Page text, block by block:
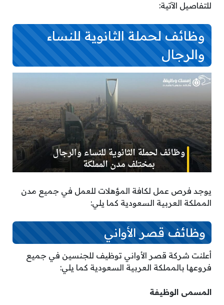
للتفاصيل الآتية:
وظائف لحملة الثانوية للنساء
والرجال
يوجد فرص عمل لكافة المؤهلات للعمل في جميع مدن
المملكة العربية السعودية كما يلي:
وظائف قصر الأواني
أعلنت شركة قصر الأواني توظيف للجنسين في جميع
فروعها بالمملكة العربية السعودية كما يلي:
المسمى الوظيفة